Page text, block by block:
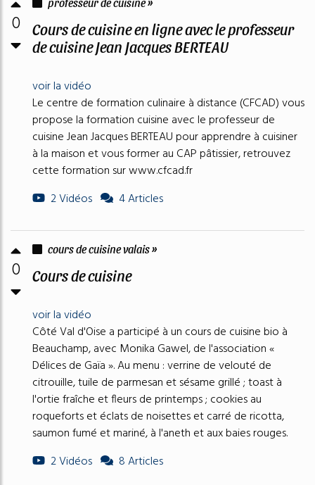
0
Cours de cuisine en ligne avec le professeur
de cuisine Jean Jacques BERTEAU
voir la vidéo
Le centre de formation culinaire à distance (CFCAD) vous
propose la formation cuisine avec le professeur de
cuisine Jean Jacques BERTEAU pour apprendre à cuisiner
à la maison et vous former au CAP pâtissier, retrouvez
cette formation sur www.cfcad.fr
2 Vidéos
4 Articles
0
cours de cuisine valais »
Cours de cuisine
voir la vidéo
Côté Val d'Oise a participé à un cours de cuisine bio à
Beauchamp, avec Monika Gawel, de l'association «
Délices de Gaïa ». Au menu : verrine de velouté de
citrouille, tuile de parmesan et sésame grillé ; toast à
l'ortie fraîche et fleurs de printemps ; cookies au
roqueforts et éclats de noisettes et carré de ricotta,
saumon fumé et mariné, à l'aneth et aux baies rouges.
2 Vidéos
8 Articles